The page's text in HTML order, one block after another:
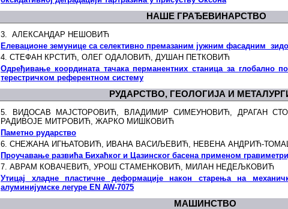
НАШЕ ГРАЂЕВИНАРСТВО
3. АЛЕКСАНДАР НЕШОВИЋ
Елевационе земунице са селективно премазаним јужним фасадним
4. СТЕФАН КРСТИЋ, ОЛЕГ ОДАЛОВИЋ, ДУШАН ПЕТКОВИЋ
Одређивање координата тачака перманентних станица за глобално
терестричком референтном систему
РУДАРСТВО, ГЕОЛОГИЈА И
5. ВИДОСАВ МАЈСТОРОВИЋ, ВЛАДИМИР СИМЕУНОВИЋ, ДРАГАН
РАДИВОЈЕ МИТРОВИЋ, ЖАРКО МИШКОВИЋ
Паметно рударство
6. СНЕЖАНА ИГЊАТОВИЋ, ИВАНА ВАСИЉЕВИЋ, НЕВЕНА АНДРИЋ-
Проучавање развића Бихаћког и Цазинског басена применом
7. АВРАМ КОВАЧЕВИЋ, УРОШ СТАМЕНКОВИЋ, МИЛАН НЕДЕЉКОВИЋ
Утицај хладне пластичне деформације након старења на
алуминијумске легуре EN AW-7075
МАШИНСТВО